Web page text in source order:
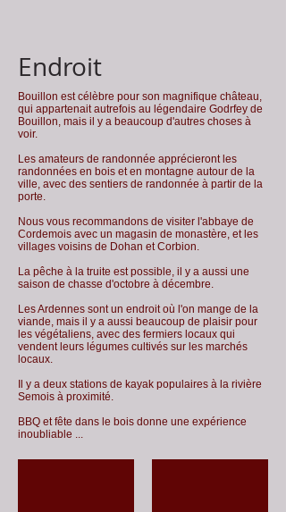
Endroit
Bouillon est célèbre pour son magnifique château,
qui appartenait autrefois au légendaire Godrfey de
Bouillon, mais il y a beaucoup d'autres choses à
voir.
Les amateurs de randonnée apprécieront les
randonnées en bois et en montagne autour de la
ville, avec des sentiers de randonnée à partir de la
porte.
Nous vous recommandons de visiter l'abbaye de
Cordemois avec un magasin de monastère, et les
villages voisins de Dohan et Corbion.
La pêche à la truite est possible, il y a aussi une
saison de chasse d'octobre à décembre.
Les Ardennes sont un endroit où l'on mange de la
viande, mais il y a aussi beaucoup de plaisir pour
les végétaliens, avec des fermiers locaux qui
vendent leurs légumes cultivés sur les marchés
locaux.
Il y a deux stations de kayak populaires à la rivière
Semois à proximité.
BBQ et fête dans le bois donne une expérience
inoubliable ...